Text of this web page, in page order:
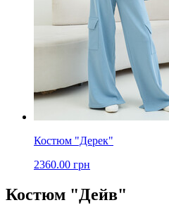
Костюм "Дерек"
2360.00 грн
Костюм "Дейв"